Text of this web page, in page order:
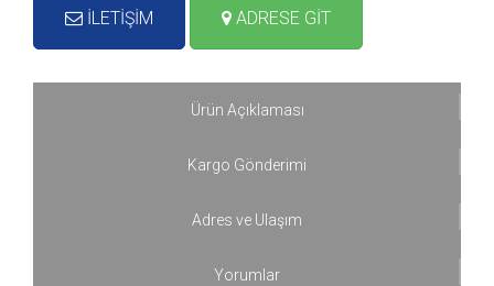
İLETİŞİM ADRESE GİT
Ürün Açıklaması
Kargo Gönderimi
Adres ve Ulaşım
Yorumlar